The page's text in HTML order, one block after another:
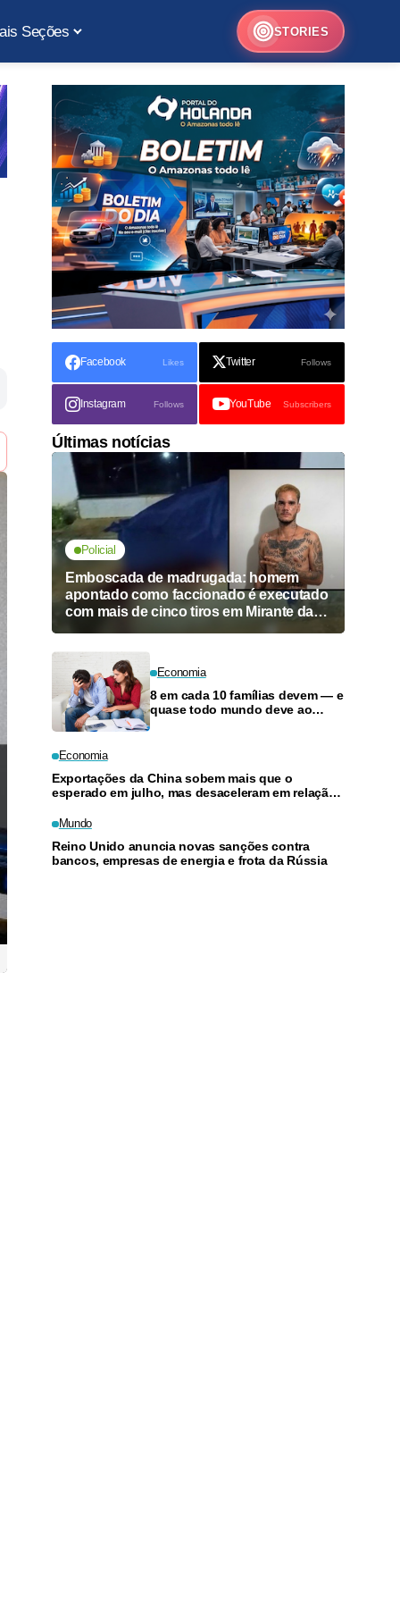
Seções STORIES
Facebook Likes Twitter Follows
Instagram Follows YouTube Subscribers
Últimas notícias
Policial
Emboscada de madrugada: homem
apontado como faccionado é executado
com mais de cinco tiros em Mirante da
Economia
8 em cada 10 famílias devem — e
quase todo mundo deve ao
Economia
Exportações da China sobem mais que o
esperado em julho, mas desaceleram em relação
Mundo
Reino Unido anuncia novas sanções contra
bancos, empresas de energia e frota da Rússia